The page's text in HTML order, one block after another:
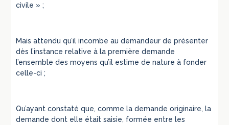
civile » ;
Mais attendu qu’il incombe au demandeur de présenter
dès l’instance relative à la première demande
l’ensemble des moyens qu’il estime de nature à fonder
celle-ci ;
Qu’ayant constaté que, comme la demande originaire, la
demande dont elle était saisie, formée entre les